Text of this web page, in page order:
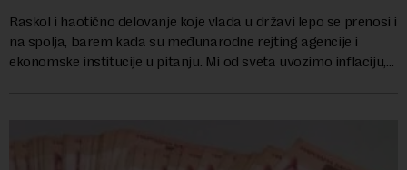
Raskol i haotično delovanje koje vlada u državi lepo se prenosi i
na spolja, barem kada su međunarodne rejting agencije i
ekonomske institucije u pitanju. Mi od sveta uvozimo inflaciju,